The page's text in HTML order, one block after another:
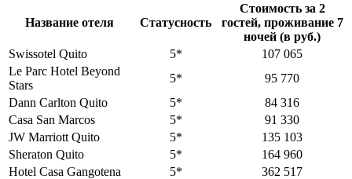
Название отеля Статусность
Стоимость за 2
гостей, проживание 7
ночей (в руб.)
Swissotel Quito
5*
107 065
Le Parc Hotel Beyond
Stars
5*
95 770
Dann Carlton Quito
5*
84 316
Casa San Marcos
5*
91 330
JW Marriott Quito
5*
135 103
Sheraton Quito
5*
164 960
Hotel Casa Gangotena
5*
362 517